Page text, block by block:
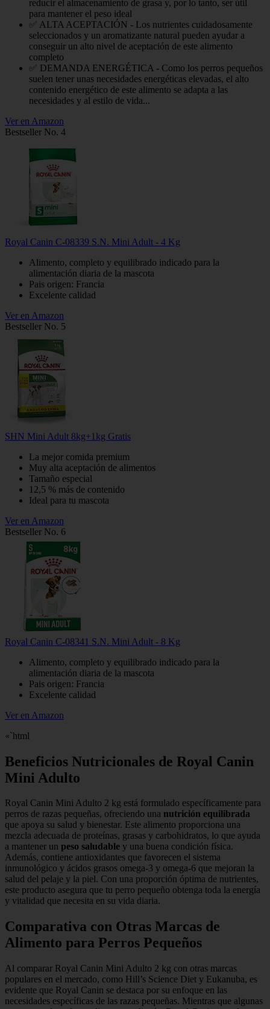
reducir el almacenamiento de grasa y, por lo tanto, ser útil
para mantener el peso ideal
✅ ALTA ACEPTACIÓN - Los nutrientes cuidadosamente
seleccionados y un aromatizante natural pueden ayudar a
conseguir un alto nivel de aceptación de este alimento
completo
✅ DEMANDA ENERGÉTICA - Como los perros pequeños
suelen tener unas necesidades energéticas elevadas, el alto
contenido energético de este alimento se adapta a las
necesidades y al estilo de vida...
Ver en Amazon
Bestseller No. 4
Royal Canin C-08339 S.N. Mini Adult - 4 Kg
Alimento, completo y equilibrado indicado para la
alimentación diaria de la mascota
Pais origen: Francia
Excelente calidad
Ver en Amazon
Bestseller No. 5
SHN Mini Adult 8kg+1kg Gratis
La mejor comida premium
Muy alta aceptación de alimentos
Tamaño especial
12,5 % más de contenido
Ideal para tu mascota
Ver en Amazon
Bestseller No. 6
Royal Canin C-08341 S.N. Mini Adult - 8 Kg
Alimento, completo y equilibrado indicado para la
alimentación diaria de la mascota
Pais origen: Francia
Excelente calidad
Ver en Amazon
«`html
Beneficios Nutricionales de Royal Canin
Mini Adulto
Royal Canin Mini Adulto 2 kg está formulado específicamente para
perros de razas pequeñas, ofreciendo una nutrición equilibrada
que apoya su salud y bienestar. Este alimento proporciona una
mezcla adecuada de proteínas, grasas y carbohidratos, lo que ayuda
a mantener un peso saludable y una buena condición física.
Además, contiene antioxidantes que favorecen el sistema
inmunológico y ácidos grasos omega-3 y omega-6 que mejoran la
salud del pelaje y la piel. Con una proporción óptima de nutrientes,
este producto asegura que tu perro pequeño obtenga toda la energía
y vitalidad que necesita en su vida diaria.
Comparativa con Otras Marcas de
Alimento para Perros Pequeños
Al comparar Royal Canin Mini Adulto 2 kg con otras marcas
populares en el mercado, como Hill’s Science Diet y Eukanuba, es
evidente que Royal Canin se destaca por su enfoque en las
necesidades específicas de las razas pequeñas. Mientras que algunas